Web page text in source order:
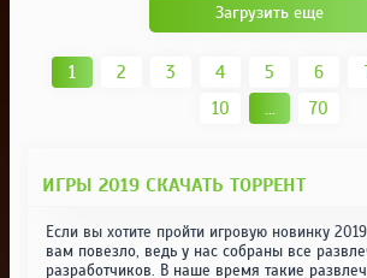
Загрузить еще
1 2 3 4 5 6
10
... 70
ИГРЫ 2019 СКАЧАТЬ ТОРРЕНТ
Если вы хотите пройти игровую новинку
вам повезло, ведь у нас собраны все
разработчиков. В наше время такие